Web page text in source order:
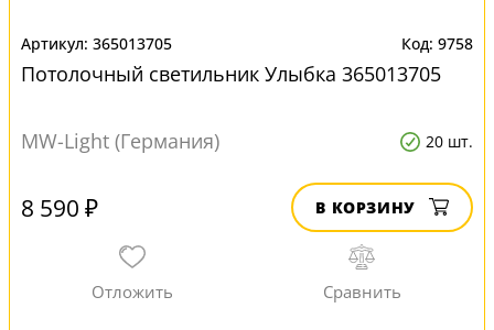
365013705 9758
Потолочный светильник Улыбка 365013705
MW-Light (Германия) 20 шт.
8 590 ₽ В КОРЗИНУ